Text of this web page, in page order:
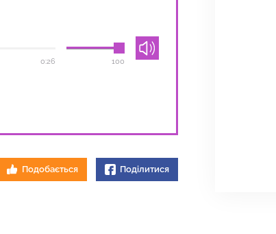
0:26 100
Подобається Поділитися